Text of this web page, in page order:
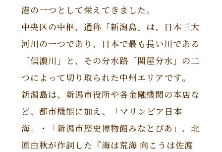
港の一つとして栄えてきました。
中央区の中枢、通称「新潟島」は、日本三大
河川の一つであり、日本で最も長い川である
「信濃川」と、その分水路「関屋分水」の二
つによって切り取られた中州エリアです。
新潟島は、新潟市役所や各金融機関の本店な
ど、都市機能に加え、「マリンピア日本
海」・「新潟市歴史博物館みなとぴあ」、北
原白秋が作詞した『海は荒海 向こうは佐渡